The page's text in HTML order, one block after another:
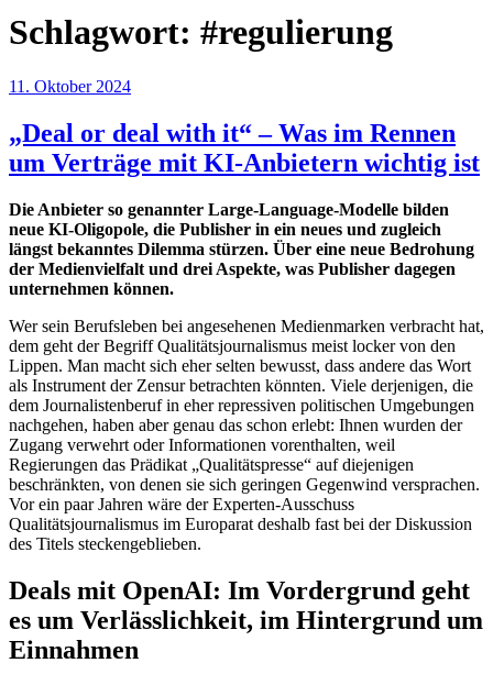
Schlagwort: #regulierung
Veröffentlicht
11. Oktober 2024
„Deal or deal with it“ – Was im Rennen
um Verträge mit KI-Anbietern wichtig ist
Die Anbieter so genannter Large-Language-Modelle bilden
neue KI-Oligopole, die Publisher in ein neues und zugleich
längst bekanntes Dilemma stürzen. Über eine neue Bedrohung
der Medienvielfalt und drei Aspekte, was Publisher dagegen
unternehmen können.
Wer sein Berufsleben bei angesehenen Medienmarken verbracht hat,
dem geht der Begriff Qualitätsjournalismus meist locker von den
Lippen. Man macht sich eher selten bewusst, dass andere das Wort
als Instrument der Zensur betrachten könnten. Viele derjenigen, die
dem Journalistenberuf in eher repressiven politischen Umgebungen
nachgehen, haben aber genau das schon erlebt: Ihnen wurden der
Zugang verwehrt oder Informationen vorenthalten, weil
Regierungen das Prädikat „Qualitätspresse“ auf diejenigen
beschränkten, von denen sie sich geringen Gegenwind versprachen.
Vor ein paar Jahren wäre der Experten-Ausschuss
Qualitätsjournalismus im Europarat deshalb fast bei der Diskussion
des Titels steckengeblieben.
Deals mit OpenAI: Im Vordergrund geht
es um Verlässlichkeit, im Hintergrund um
Einnahmen